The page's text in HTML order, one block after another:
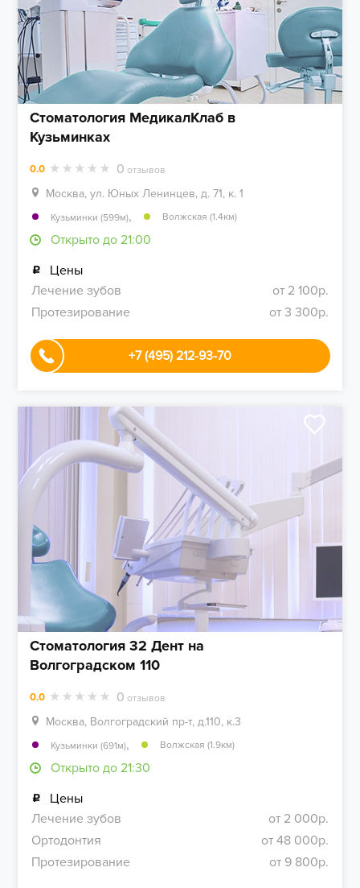
Стоматология МедикалКлаб в
Кузьминках
0.0 0 отзывов
Москва, ул. Юных Ленинцев, д. 71, к. 1
Кузьминки (599м), Волжская (1.4км)
Открыто до 21:00
Цены
Лечение зубов
от 2 100р.
Протезирование
от 3 300р.
+7 (495) 212-93-70
Стоматология 32 Дент на
Волгоградском 110
0.0 0 отзывов
Москва, Волгоградский пр-т, д.110, к.3
Кузьминки (691м), Волжская (1.9км)
Открыто до 21:30
Цены
Лечение зубов
от 2 000р.
Ортодонтия
от 48 000р.
Протезирование
от 9 800р.